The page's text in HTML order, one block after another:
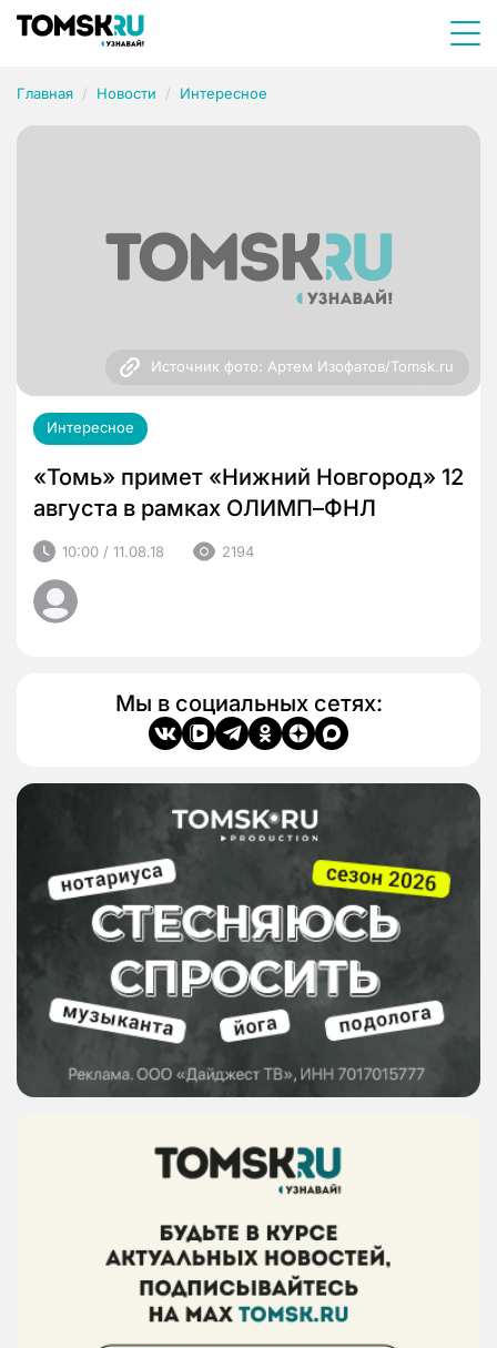
Главная Новости Интересное
Источник фото: Артем Изофатов/Tomsk.ru
Интересное
«Томь» примет «Нижний Новгород» 12
августа в рамках ОЛИМП–ФНЛ
10:00 / 11.08.18 2194
Мы в социальных сетях: